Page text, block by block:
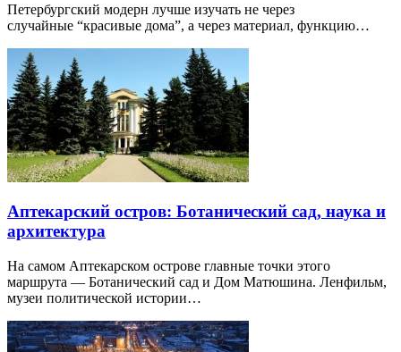
Петербургский модерн лучше изучать не через
случайные “красивые дома”, а через материал, функцию…
Аптекарский остров: Ботанический сад, наука и
архитектура
На самом Аптекарском острове главные точки этого
маршрута — Ботанический сад и Дом Матюшина. Ленфильм,
музеи политической истории…